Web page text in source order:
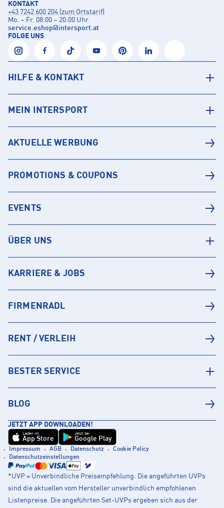
KONTAKT
+43 7242 600 204 (zum Ortstarif)
Mo. – Fr. 08:00 – 20:00 Uhr
service.eshop@intersport.at
FOLGE UNS
HILFE & KONTAKT
MEIN INTERSPORT
AKTUELLE WERBUNG
PROMOTIONS & COUPONS
EVENTS
ÜBER UNS
KARRIERE & JOBS
FIRMENRADL
RENT / VERLEIH
BESTER SERVICE
BLOG
JETZT APP DOWNLOADEN!
Laden im
App Store
Jetzt bei
Google Play
Impressum AGB Datenschutz
Cookie Policy
Datenschutzeinstellungen
*UVP = Unverbindliche Preisempfehlung. Die angeführten UVPs
sind die aktuellen vom Hersteller unverbindlich empfohlenen
Listenpreise. Die angeführten Set-UVPs ergeben sich aus der